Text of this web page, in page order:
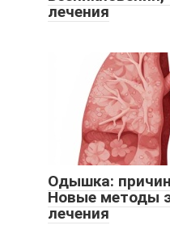
лечения
Одышка:
Новые методы
лечения